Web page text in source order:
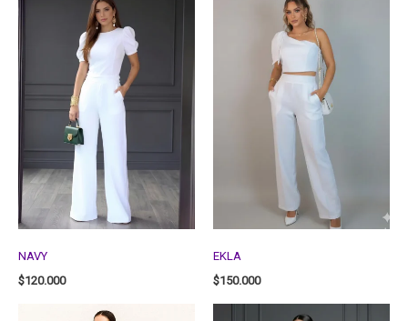
NAVY
$120.000
EKLA
$150.000